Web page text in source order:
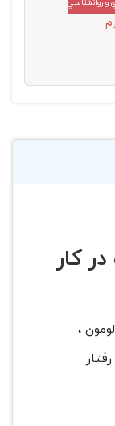
و روانشناسي
کار
،